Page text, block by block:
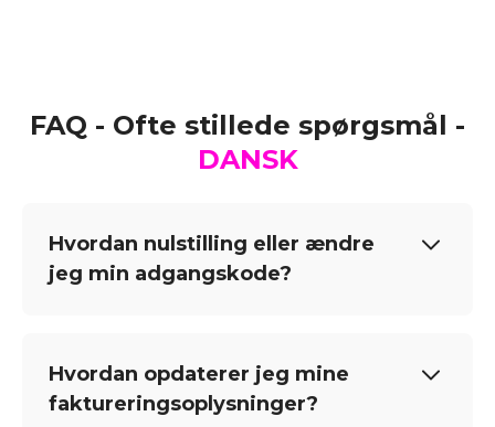
FAQ - Ofte stillede spørgsmål -
DANSK
Hvordan nulstilling eller ændre
jeg min adgangskode?
Hvordan opdaterer jeg mine
faktureringsoplysninger?